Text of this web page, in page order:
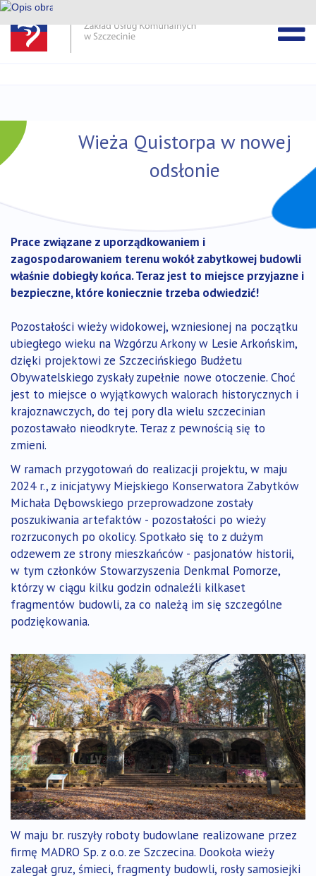
Pomiń
Przejdź
Wieża Quistorpa w nowej
odsłonie
Prace związane z uporządkowaniem i
zagospodarowaniem terenu wokół zabytkowej budowli
właśnie dobiegły końca. Teraz jest to miejsce przyjazne i
bezpieczne, które koniecznie trzeba odwiedzić!
Pozostałości wieży widokowej, wzniesionej na początku
ubiegłego wieku na Wzgórzu Arkony w Lesie Arkońskim,
dzięki projektowi ze Szczecińskiego Budżetu
Obywatelskiego zyskały zupełnie nowe otoczenie. Choć
jest to miejsce o wyjątkowych walorach historycznych i
krajoznawczych, do tej pory dla wielu szczecinian
pozostawało nieodkryte. Teraz z pewnością się to
zmieni.
W ramach przygotowań do realizacji projektu, w maju
2024 r., z inicjatywy Miejskiego Konserwatora Zabytków
Michała Dębowskiego przeprowadzone zostały
poszukiwania artefaktów - pozostałości po wieży
rozrzuconych po okolicy. Spotkało się to z dużym
odzewem ze strony mieszkańców - pasjonatów historii,
w tym członków Stowarzyszenia Denkmal Pomorze,
którzy w ciągu kilku godzin odnaleźli kilkaset
fragmentów budowli, za co należą im się szczególne
podziękowania.
W maju br. ruszyły roboty budowlane realizowane przez
firmę MADRO Sp. z o.o. ze Szczecina. Dookoła wieży
zalegał gruz, śmieci, fragmenty budowli, rosły samosiejki